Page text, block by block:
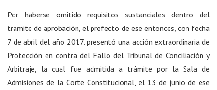
Por haberse omitido requisitos sustanciales dentro del
trámite de aprobación, el prefecto de ese entonces, con fecha
7 de abril del año 2017, presentó una acción extraordinaria de
Protección en contra del Fallo del Tribunal de Conciliación y
Arbitraje, la cual fue admitida a trámite por la Sala de
Admisiones de la Corte Constitucional, el 13 de junio de ese